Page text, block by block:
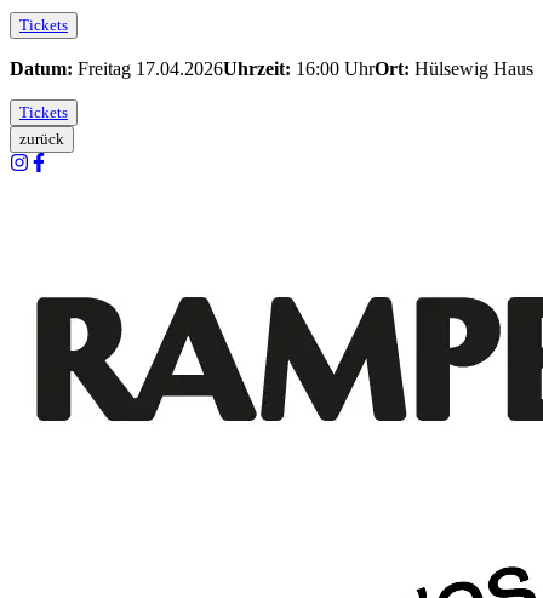
Tickets
Datum: Freitag 17.04.2026Uhrzeit: 16:00 UhrOrt: Hülsewig Haus
Tickets
zurück